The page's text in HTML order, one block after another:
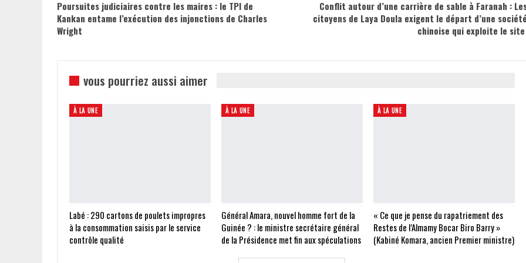
Poursuites judiciaires contre les maires : le TPI de
Kankan entame l’exécution des injonctions de Charles
Wright
Conflit autour d’une carrière de sable à Faranah :
citoyens de Laya Doula exigent le départ d’une société
chinoise qui exploite le site
vous pourriez aussi aimer
À LA UNE
Labé : 290 cartons de poulets impropres
à la consommation saisis par le service
contrôle qualité
À LA UNE
Général Amara, nouvel homme fort de la
Guinée ? : le ministre secrétaire général
de la Présidence met fin aux spéculations
À LA UNE
« Ce que je pense du rapatriement des
Restes de l’Almamy Bocar Biro Barry »
(Kabiné Komara, ancien Premier ministre)